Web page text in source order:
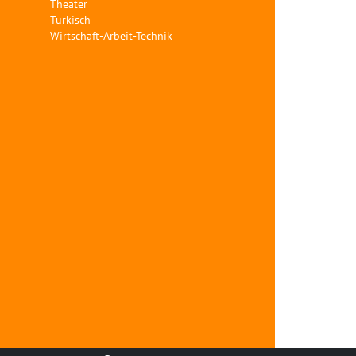
Theater
Türkisch
Wirtschaft-Arbeit-Technik